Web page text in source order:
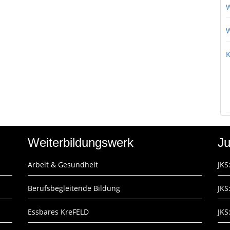
Weiterbildungswerk
Arbeit & Gesundheit
Berufsbegleitende Bildung
Essbares KreFELD